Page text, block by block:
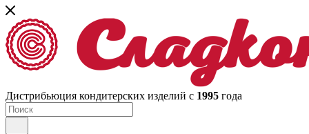
Дистрибьюция кондитерских изделий с 1995 года